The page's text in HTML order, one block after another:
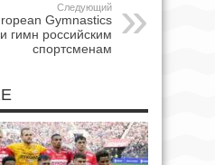
Следующий
Gymnastics
гимн российским
спортсменам